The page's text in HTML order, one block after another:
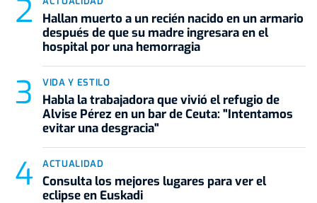
Hallan muerto a un recién nacido en un armario
después de que su madre ingresara en el
hospital por una hemorragia
VIDA Y ESTILO
Habla la trabajadora que vivió el refugio de
Alvise Pérez en un bar de Ceuta: "Intentamos
evitar una desgracia"
ACTUALIDAD
Consulta los mejores lugares para ver el
eclipse en Euskadi